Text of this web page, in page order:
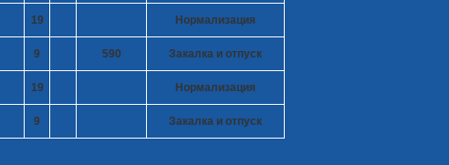
19 Нормализация
9 590 Закалка и отпуск
19 Нормализация
9 Закалка и отпуск